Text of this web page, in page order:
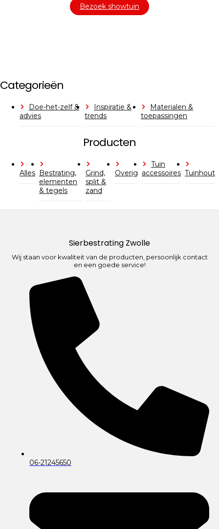
Bezoek showtuin
Categorieën
Doe-het-zelf &
advies
Inspiratie &
trends
Materialen &
toepassingen
Producten
Alles Bestrating,
elementen
& tegels
Grind,
split &
zand
Overig
Tuin
accessoires Tuinhout
Sierbestrating Zwolle
Wij staan voor kwaliteit van de producten, persoonlijk contact
en een goede service!
06-21245650